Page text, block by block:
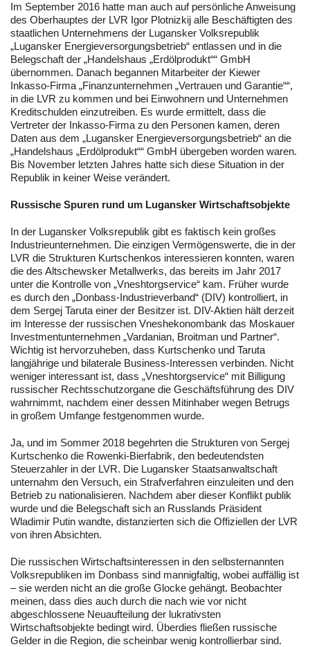
Im September 2016 hatte man auch auf persönliche Anweisung
des Oberhauptes der LVR Igor Plotnizkij alle Beschäftigten des
staatlichen Unternehmens der Lugansker Volksrepublik
„Lugansker Energieversorgungsbetrieb“ entlassen und in die
Belegschaft der „Handelshaus „Erdölprodukt““ GmbH
übernommen. Danach begannen Mitarbeiter der Kiewer
Inkasso-Firma „Finanzunternehmen „Vertrauen und Garantie““,
in die LVR zu kommen und bei Einwohnern und Unternehmen
Kreditschulden einzutreiben. Es wurde ermittelt, dass die
Vertreter der Inkasso-Firma zu den Personen kamen, deren
Daten aus dem „Lugansker Energieversorgungsbetrieb“ an die
„Handelshaus „Erdölprodukt““ GmbH übergeben worden waren.
Bis November letzten Jahres hatte sich diese Situation in der
Republik in keiner Weise verändert.
Russische Spuren rund um Lugansker Wirtschaftsobjekte
In der Lugansker Volksrepublik gibt es faktisch kein großes
Industrieunternehmen. Die einzigen Vermögenswerte, die in der
LVR die Strukturen Kurtschenkos interessieren konnten, waren
die des Altschewsker Metallwerks, das bereits im Jahr 2017
unter die Kontrolle von „Vneshtorgservice“ kam. Früher wurde
es durch den „Donbass-Industrieverband“ (DIV) kontrolliert, in
dem Sergej Taruta einer der Besitzer ist. DIV-Aktien hält derzeit
im Interesse der russischen Vneshekonombank das Moskauer
Investmentunternehmen „Vardanian, Broitman und Partner“.
Wichtig ist hervorzuheben, dass Kurtschenko und Taruta
langjährige und bilaterale Business-Interessen verbinden. Nicht
weniger interessant ist, dass „Vneshtorgservice“ mit Billigung
russischer Rechtsschutzorgane die Geschäftsführung des DIV
wahrnimmt, nachdem einer dessen Mitinhaber wegen Betrugs
in großem Umfange festgenommen wurde.
Ja, und im Sommer 2018 begehrten die Strukturen von Sergej
Kurtschenko die Rowenki-Bierfabrik, den bedeutendsten
Steuerzahler in der LVR. Die Lugansker Staatsanwaltschaft
unternahm den Versuch, ein Strafverfahren einzuleiten und den
Betrieb zu nationalisieren. Nachdem aber dieser Konflikt publik
wurde und die Belegschaft sich an Russlands Präsident
Wladimir Putin wandte, distanzierten sich die Offiziellen der LVR
von ihren Absichten.
Die russischen Wirtschaftsinteressen in den selbsternannten
Volksrepubliken im Donbass sind mannigfaltig, wobei auffällig ist
– sie werden nicht an die große Glocke gehängt. Beobachter
meinen, dass dies auch durch die nach wie vor nicht
abgeschlossene Neuaufteilung der lukrativsten
Wirtschaftsobjekte bedingt wird. Überdies fließen russische
Gelder in die Region, die scheinbar wenig kontrollierbar sind.